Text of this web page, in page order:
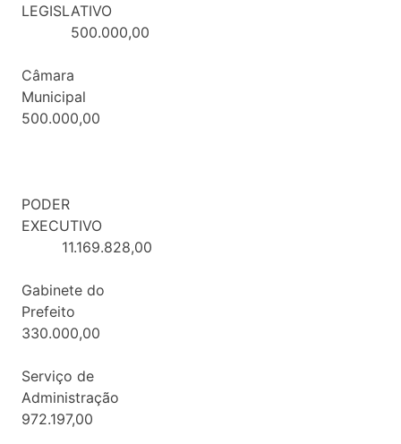
LEGISLATIVO
500.000,00
Câmara
500.000,00
PODER
EXECUTIVO
11.169.828,00
Gabinete do
330.000,00
Serviço de
972.197,00